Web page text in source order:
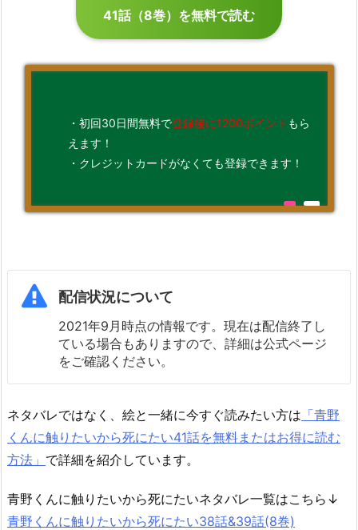
41話（8巻）を無料で読む
・初回30日間無料で登録後に1200ポイント もら
えます！
・クレジットカードがなくても登録できます！
配信状況について
2021年9月時点の情報です。現在は配信終了し
ている場合もありますので、詳細は公式ページ
をご確認ください。
ネタバレではなく、絵と一緒に今すぐ読みたい方は 「青野
くんに触りたいから死にたい41話を無料またはお得に読む
方法」 で詳細を紹介しています。
青野くんに触りたいから死にたいネタバレ一覧はこちら↓
青野くんに触りたいから死にたい38話&39話(8巻)